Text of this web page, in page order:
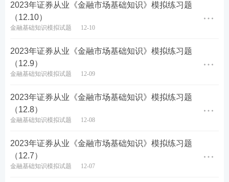
2023年证券从业《金融市场基础知识》模拟练习题
（12.10）
金融基础知识模拟试题 12-10
2023年证券从业《金融市场基础知识》模拟练习题
（12.9）
金融基础知识模拟试题 12-09
2023年证券从业《金融市场基础知识》模拟练习题
（12.8）
金融基础知识模拟试题 12-08
2023年证券从业《金融市场基础知识》模拟练习题
（12.7）
金融基础知识模拟试题 12-07